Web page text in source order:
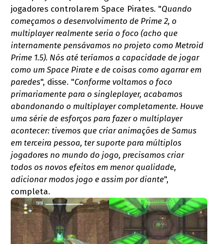
jogadores controlarem Space Pirates. "Quando
começamos o desenvolvimento de Prime 2, o
multiplayer realmente seria o foco (acho que
internamente pensávamos no projeto como Metroid
Prime 1.5). Nós até teríamos a capacidade de jogar
como um Space Pirate e de coisas como agarrar em
paredes", disse. "Conforme voltamos o foco
primariamente para o singleplayer, acabamos
abandonando o multiplayer completamente. Houve
uma série de esforços para fazer o multiplayer
acontecer: tivemos que criar animações de Samus
em terceira pessoa, ter suporte para múltiplos
jogadores no mundo do jogo, precisamos criar
todos os novos efeitos em menor qualidade,
adicionar modos jogo e assim por diante",
completa.